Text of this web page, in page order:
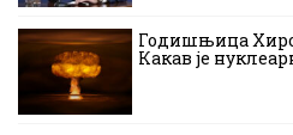
Годишњица
Какав је